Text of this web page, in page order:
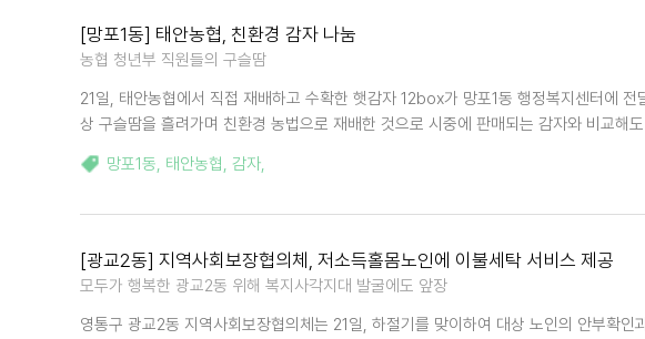
[망포1동] 태안농협, 친환경 감자 나눔
농협 청년부 직원들의 구슬땀
21일, 태안농협에서 직접 재배하고 수확한 햇감자 12box가 망포1동 행정복지센터에
상 구슬땀을 흘려가며 친환경 농법으로 재배한 것으로 시중에 판매되는 감자와 비교해
망포1동, 태안농협, 감자,
[광교2동] 지역사회보장협의체, 저소득홀몸노인에 이불세탁 서비스 제공
모두가 행복한 광교2동 위해 복지사각지대 발굴에도 앞장
영통구 광교2동 지역사회보장협의체는 21일, 하절기를 맞이하여 대상 노인의 안부확